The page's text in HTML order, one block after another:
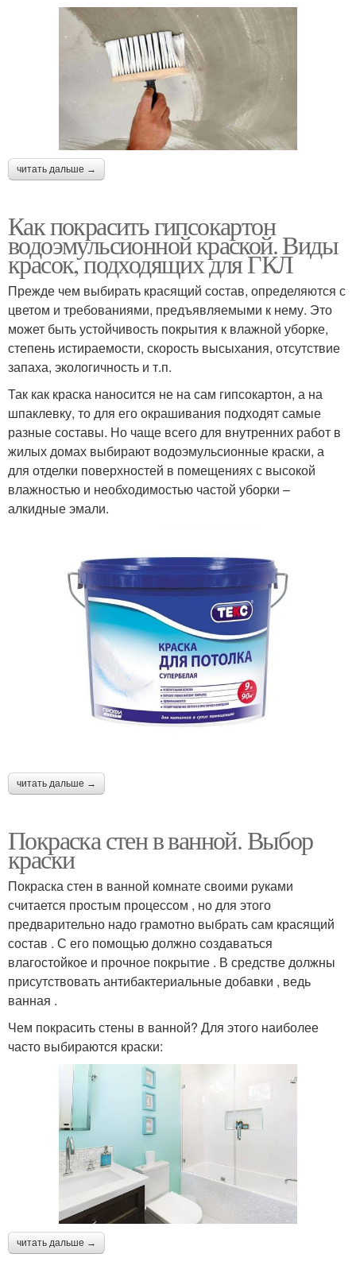
читать дальше →
Как покрасить гипсокартон
водоэмульсионной краской. Виды
красок, подходящих для ГКЛ
Прежде чем выбирать красящий состав, определяются с
цветом и требованиями, предъявляемыми к нему. Это
может быть устойчивость покрытия к влажной уборке,
степень истираемости, скорость высыхания, отсутствие
запаха, экологичность и т.п.
Так как краска наносится не на сам гипсокартон, а на
шпаклевку, то для его окрашивания подходят самые
разные составы. Но чаще всего для внутренних работ в
жилых домах выбирают водоэмульсионные краски, а
для отделки поверхностей в помещениях с высокой
влажностью и необходимостью частой уборки –
алкидные эмали.
читать дальше →
Покраска стен в ванной. Выбор
краски
Покраска стен в ванной комнате своими руками
считается простым процессом , но для этого
предварительно надо грамотно выбрать сам красящий
состав . С его помощью должно создаваться
влагостойкое и прочное покрытие . В средстве должны
присутствовать антибактериальные добавки , ведь
ванная .
Чем покрасить стены в ванной? Для этого наиболее
часто выбираются краски:
читать дальше →